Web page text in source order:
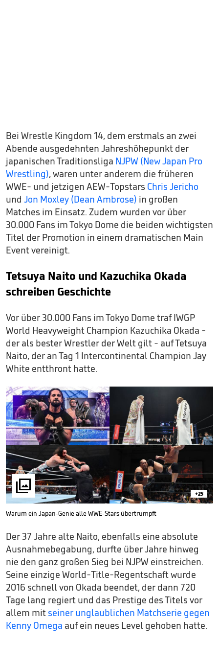
Bei Wrestle Kingdom 14, dem erstmals an zwei
Abende ausgedehnten Jahreshöhepunkt der
japanischen Traditionsliga NJPW (New Japan Pro
Wrestling), waren unter anderem die früheren
WWE- und jetzigen AEW-Topstars Chris Jericho
und Jon Moxley (Dean Ambrose) in großen
Matches im Einsatz. Zudem wurden vor über
30.000 Fans im Tokyo Dome die beiden wichtigsten
Titel der Promotion in einem dramatischen Main
Event vereinigt.
Tetsuya Naito und Kazuchika Okada
schreiben Geschichte
Vor über 30.000 Fans im Tokyo Dome traf IWGP
World Heavyweight Champion Kazuchika Okada -
der als bester Wrestler der Welt gilt - auf Tetsuya
Naito, der an Tag 1 Intercontinental Champion Jay
White entthront hatte.
 +25
Warum ein Japan-Genie alle WWE-Stars übertrumpft
Der 37 Jahre alte Naito, ebenfalls eine absolute
Ausnahmebegabung, durfte über Jahre hinweg
nie den ganz großen Sieg bei NJPW einstreichen.
Seine einzige World-Title-Regentschaft wurde
2016 schnell von Okada beendet, der dann 720
Tage lang regiert und das Prestige des Titels vor
allem mit seiner unglaublichen Matchserie gegen
Kenny Omega auf ein neues Level gehoben hatte.